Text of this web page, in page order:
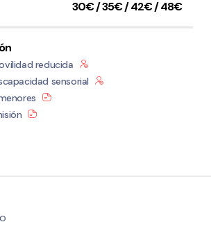
30€ / 35€ / 42€ / 48€
reducida
sensorial